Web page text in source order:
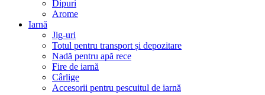
Dipuri
Arome
Iarnă
Jig-uri
Totul pentru transport și depozitare
Nadă pentru apă rece
Fire de iarnă
Cârlige
Accesorii pentru pescuitul de iarnă